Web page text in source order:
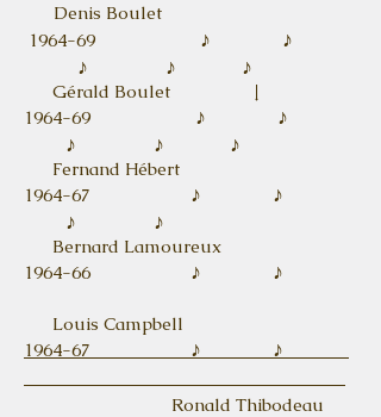
Denis Boulet
1964-69 ♪ ♪
♪ ♪ ♪
Gérald Boulet ↓
1964-69 ♪ ♪
♪ ♪ ♪
Fernand Hébert
1964-67 ♪ ♪
♪ ♪
Bernard Lamoureux
1964-66 ♪ ♪
Louis Campbell
1964-67 ♪ ♪
Ronald Thibodeau